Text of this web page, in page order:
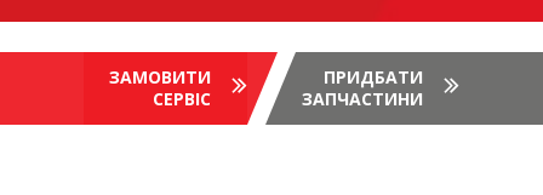
ЗАМОВИТИ
СЕРВІС
ПРИДБАТИ
ЗАПЧАСТИНИ